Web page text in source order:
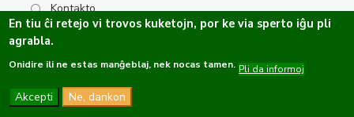
Kontakto
Kopirajto ©2019-2026 Esperanta Kulturservo · Ĉiuj rajtoj rezervitaj.
Dizajno deOPTASY
En tiu ĉi retejo vi trovos kuketojn, por ke via sperto iĝu pli
agrabla.
Onidire ili ne estas manĝeblaj, nek nocas tamen. Pli da informoj
Akcepti Ne, dankon